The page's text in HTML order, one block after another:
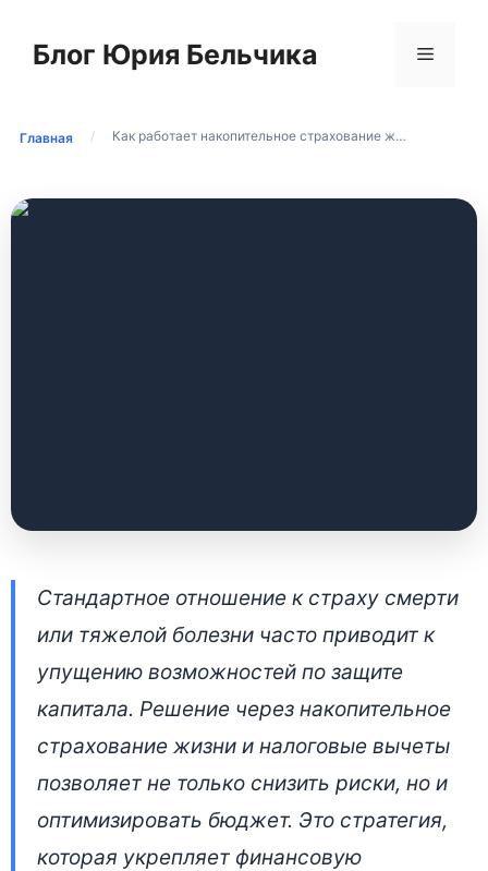
содержимому
Блог Юрия Бельчика Меню
Главная / Как работает накопительное страхование ж…
Как работает
накопительное
страхование жизни в
Беларуси: решение
финансовых рисков и
оптимизация
бюджета
Стандартное отношение к страху смерти
или тяжелой болезни часто приводит к
упущению возможностей по защите
капитала. Решение через накопительное
страхование жизни и налоговые вычеты
позволяет не только снизить риски, но и
оптимизировать бюджет. Это стратегия,
которая укрепляет финансовую